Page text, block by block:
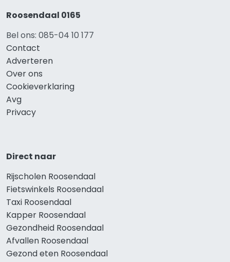
Roosendaal 0165
Bel ons: 085-04 10 177
Contact
Adverteren
Over ons
Cookieverklaring
Avg
Privacy
Direct naar
Rijscholen Roosendaal
Fietswinkels Roosendaal
Taxi Roosendaal
Kapper Roosendaal
Gezondheid Roosendaal
Afvallen Roosendaal
Gezond eten Roosendaal